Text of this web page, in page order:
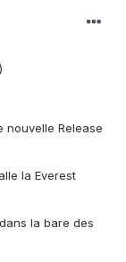
nouvelle Release
la Everest
la bare des